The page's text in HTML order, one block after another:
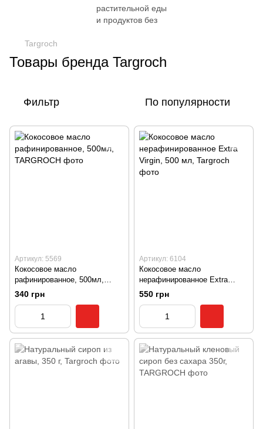
Targroch
Товары бренда Targroch
Фильтр По популярности
Артикул: 5569
Кокосовое масло
рафинированное, 500мл,
TARGROCH
340 грн
Артикул: 6104
Кокосовое масло
нерафинированное Extra
Virgin, 500 мл, Targroch
550 грн